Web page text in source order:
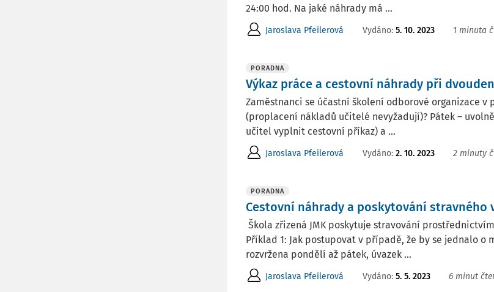
24:00 hod. Na jaké náhrady má ...
Jaroslava Pfeilerová Vydáno: 5. 10. 2023 1 minuta
PORADNA
Výkaz práce a cestovní náhrady při
Zaměstnanci se účastní školení odborové organizace
(proplacení nákladů učitelé nevyžadují)? Pátek –
učitel vyplnit cestovní příkaz) a ...
Jaroslava Pfeilerová Vydáno: 2. 10. 2023 2 minuty
PORADNA
Cestovní náhrady a poskytování stravného
Škola zřizená JMK poskytuje stravování
Příklad 1: Jak postupovat v případě, že by se jednalo
rozvržena pondělí až pátek, úvazek ...
Jaroslava Pfeilerová Vydáno: 5. 5. 2023 6 minut